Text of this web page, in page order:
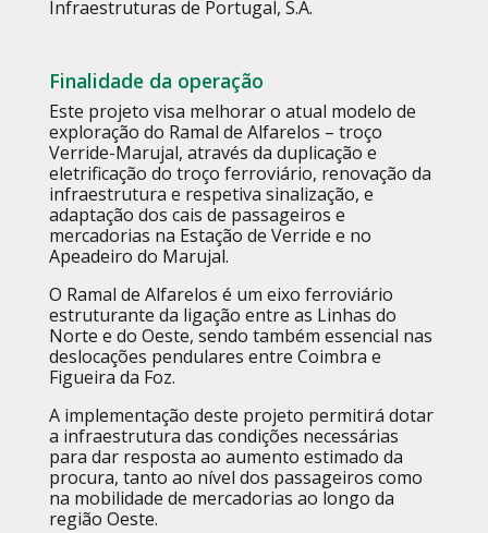
Infraestruturas de Portugal, S.A.
Finalidade da operação
Este projeto visa melhorar o atual modelo de
exploração do Ramal de Alfarelos – troço
Verride-Marujal, através da duplicação e
eletrificação do troço ferroviário, renovação da
infraestrutura e respetiva sinalização, e
adaptação dos cais de passageiros e
mercadorias na Estação de Verride e no
Apeadeiro do Marujal.
O Ramal de Alfarelos é um eixo ferroviário
estruturante da ligação entre as Linhas do
Norte e do Oeste, sendo também essencial nas
deslocações pendulares entre Coimbra e
Figueira da Foz.
A implementação deste projeto permitirá dotar
a infraestrutura das condições necessárias
para dar resposta ao aumento estimado da
procura, tanto ao nível dos passageiros como
na mobilidade de mercadorias ao longo da
região Oeste.